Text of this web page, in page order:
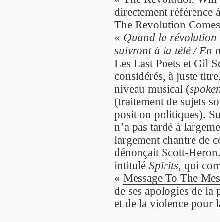
directement référence
The Revolution
« Quand la révolution
suivront à la télé / En
Les Last Poets et Gil
considérés, à juste
niveau musical (
(traitement de sujets
position politiques).
n’a pas tardé à
largement chantre de
dénonçait Scott-
intitulé Spirits, qui
« Message To The
de ses apologies de la
et de la violence pour